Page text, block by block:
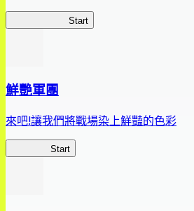
Start
鮮艷軍團
來吧!讓我們將戰場染上鮮豔的色彩
Start